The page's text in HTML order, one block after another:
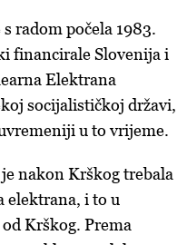
radom počela 1983.
financirale Slovenija i
Elektrana
socijalističkoj državi,
u to vrijeme.
nakon Krškog trebala
elektrana, i to u
Krškog. Prema